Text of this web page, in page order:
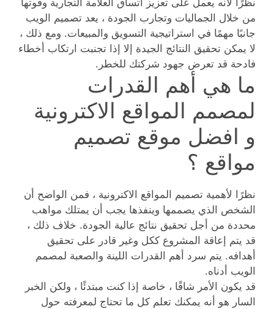
نظرًا لأنه يعمل على تعزيز اتساق العلامة التجارية وقوتها
من خلال الجماليات وتجارب الجودة ، يعد تصميم الويب
جانبًا مهمًا في استراتيجية التسويق والمبيعات. ومع ذلك ،
لا يمكن تحقيق النتائج الجيدة إلا إذا تجنبت ارتكاب أخطاء
فادحة قد تعرض جهود شركتك للخطر.
ما هي أهم القدرات
لمصمم المواقع الاكترونية
و افضل موقع تصميم
مواقع ؟
نظرًا لأهمية تصميم المواقع الاكترونية ، فمن الواضح أن
الشخص الذي يصممها وينفذها يجب أن يمتلك مواهب
محددة من أجل تحقيق نتائج عالية الجودة. خلاف ذلك ،
قد يتم إعاقة المشروع ككل وغير قادر على تحقيق
أهدافه. يتم سرد أهم القدرات اللينة والصعبة لمصمم
الويب أدناه.
قد يكون الأمر شاقًا ، خاصة إذا كنت مبتدئًا ، ولكن الخبر
السار هو أنه يمكنك تعلم كل ما تحتاج لمعرفته حول